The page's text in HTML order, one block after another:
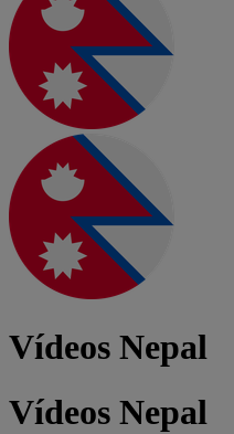
Vídeos Nepal
Vídeos Nepal